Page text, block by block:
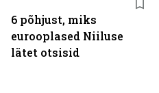
6 põhjust, miks
eurooplased Niiluse
lätet otsisid